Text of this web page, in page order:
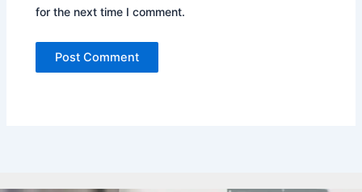
for the next time I comment.